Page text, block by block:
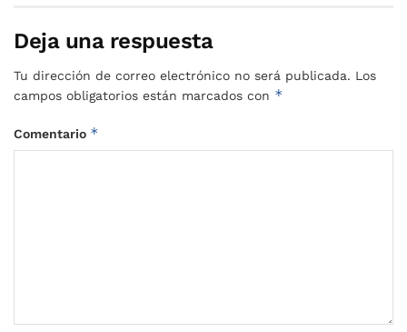
Deja una respuesta
Tu dirección de correo electrónico no será publicada. Los
campos obligatorios están marcados con *
Comentario *